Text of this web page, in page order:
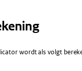
wordt als volgt